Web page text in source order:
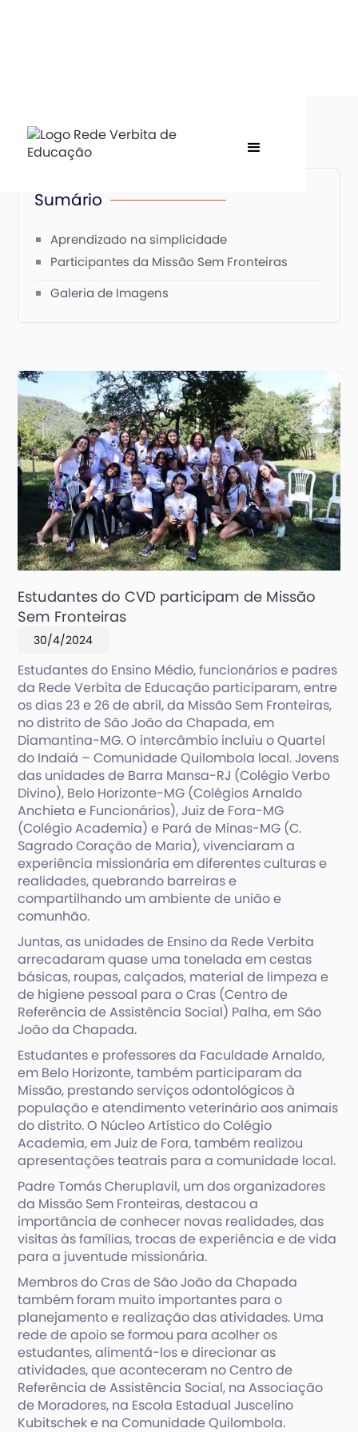
Sumário
Aprendizado na simplicidade
Participantes da Missão Sem Fronteiras
Galeria de Imagens
Estudantes do CVD participam de Missão
Sem Fronteiras
30/4/2024
Estudantes do Ensino Médio, funcionários e padres
da Rede Verbita de Educação participaram, entre
os dias 23 e 26 de abril, da Missão Sem Fronteiras,
no distrito de São João da Chapada, em
Diamantina-MG. O intercâmbio incluiu o Quartel
do Indaiá – Comunidade Quilombola local. Jovens
das unidades de Barra Mansa-RJ (Colégio Verbo
Divino), Belo Horizonte-MG (Colégios Arnaldo
Anchieta e Funcionários), Juiz de Fora-MG
(Colégio Academia) e Pará de Minas-MG (C.
Sagrado Coração de Maria), vivenciaram a
experiência missionária em diferentes culturas e
realidades, quebrando barreiras e
compartilhando um ambiente de união e
comunhão.
Juntas, as unidades de Ensino da Rede Verbita
arrecadaram quase uma tonelada em cestas
básicas, roupas, calçados, material de limpeza e
de higiene pessoal para o Cras (Centro de
Referência de Assistência Social) Palha, em São
João da Chapada.
Estudantes e professores da Faculdade Arnaldo,
em Belo Horizonte, também participaram da
Missão, prestando serviços odontológicos à
população e atendimento veterinário aos animais
do distrito. O Núcleo Artístico do Colégio
Academia, em Juiz de Fora, também realizou
apresentações teatrais para a comunidade local.
Padre Tomás Cheruplavil, um dos organizadores
da Missão Sem Fronteiras, destacou a
importância de conhecer novas realidades, das
visitas às famílias, trocas de experiência e de vida
para a juventude missionária.
Membros do Cras de São João da Chapada
também foram muito importantes para o
planejamento e realização das atividades. Uma
rede de apoio se formou para acolher os
estudantes, alimentá-los e direcionar as
atividades, que aconteceram no Centro de
Referência de Assistência Social, na Associação
de Moradores, na Escola Estadual Juscelino
Kubitschek e na Comunidade Quilombola.